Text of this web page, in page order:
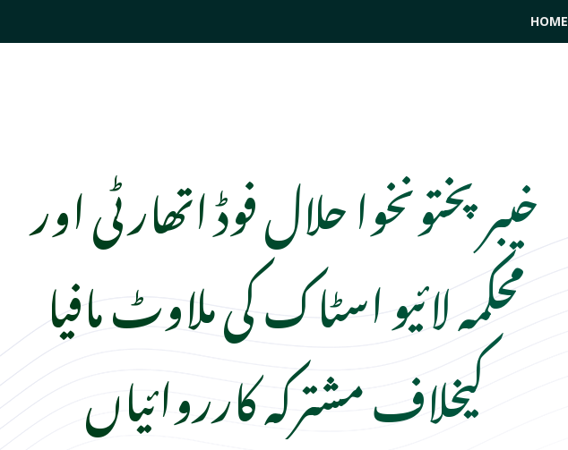
HOME
خیبرپختونخوا حلال فوڈ اتھارٹی اور
محکمہ لائیو اسٹاک کی ملاوٹ مافیا
کیخلاف مشترکہ کارروائیاں